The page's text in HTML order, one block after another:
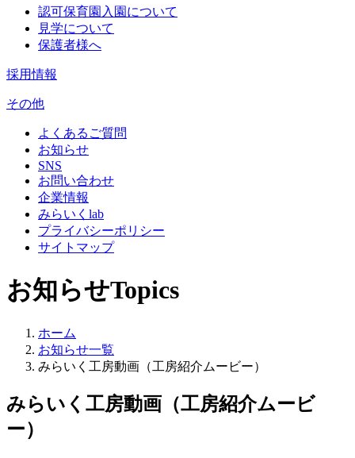
認可保育園入園について
見学について
保護者様へ
採用情報
その他
よくあるご質問
お知らせ
SNS
お問い合わせ
企業情報
みらいくlab
プライバシーポリシー
サイトマップ
お知らせTopics
ホーム
お知らせ一覧
みらいく工房動画（工房紹介ムービー）
みらいく工房動画（工房紹介ムービ
ー）